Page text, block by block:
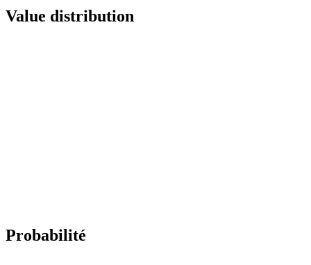
Value distribution
Probabilité